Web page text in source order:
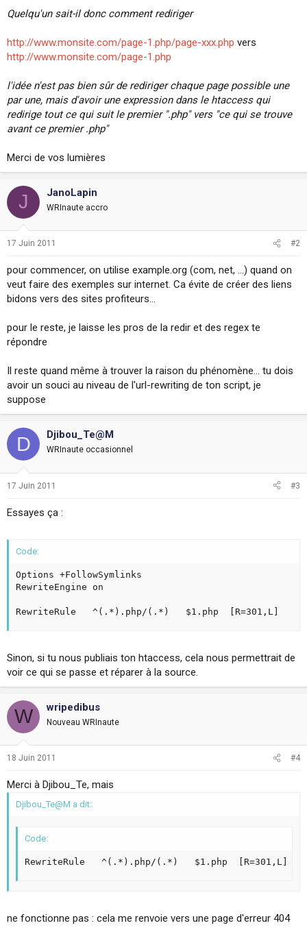
Quelqu'un sait-il donc comment rediriger
http://www.monsite.com/page-1.php/page-xxx.php vers
http://www.monsite.com/page-1.php
l'idée n'est pas bien sûr de rediriger chaque page possible une
par une, mais d'avoir une expression dans le htaccess qui
redirige tout ce qui suit le premier ".php" vers "ce qui se trouve
avant ce premier .php"
Merci de vos lumières
J JanoLapin
WRInaute accro
17 Juin 2011 #2
pour commencer, on utilise example.org (com, net, ...) quand on
veut faire des exemples sur internet. Ca évite de créer des liens
bidons vers des sites profiteurs...
pour le reste, je laisse les pros de la redir et des regex te
répondre
Il reste quand même à trouver la raison du phénomène... tu dois
avoir un souci au niveau de l'url-rewriting de ton script, je
suppose
D Djibou_Te@M
WRInaute occasionnel
17 Juin 2011 #3
Essayes ça :
Code:
Options +FollowSymlinks
RewriteEngine on
RewriteRule   ^(.*).php/(.*)   $1.php  [R=301,L]
Sinon, si tu nous publiais ton htaccess, cela nous permettrait de
voir ce qui se passe et réparer à la source.
W wripedibus
Nouveau WRInaute
18 Juin 2011 #4
Merci à Djibou_Te, mais
Djibou_Te@M a dit:
Code:
RewriteRule   ^(.*).php/(.*)   $1.php  [R=301,L]
ne fonctionne pas : cela me renvoie vers une page d'erreur 404